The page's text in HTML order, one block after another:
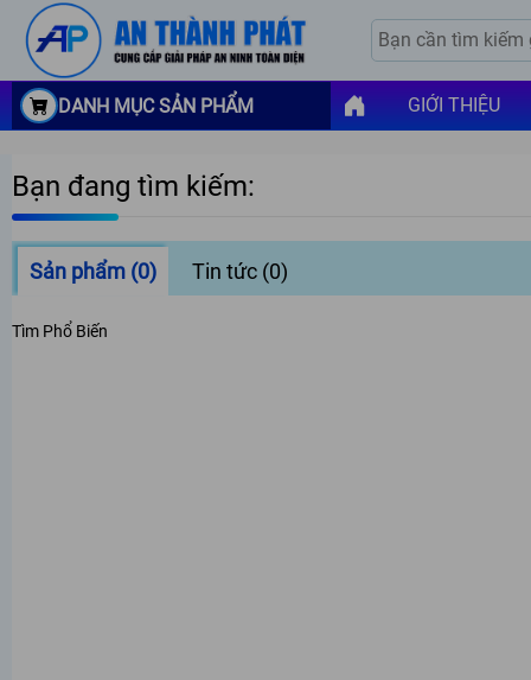
DANH MỤC SẢN PHẨM GIỚI THIỆU
Bạn đang tìm kiếm:
Sản phẩm (0) Tin tức (0)
Tìm Phổ Biến